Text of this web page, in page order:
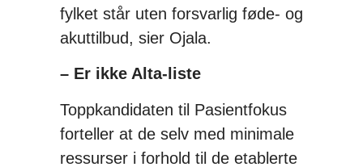
fylket står uten forsvarlig føde- og
akuttilbud, sier Ojala.
– Er ikke Alta-liste
Toppkandidaten til Pasientfokus
forteller at de selv med minimale
ressurser i forhold til de etablerte